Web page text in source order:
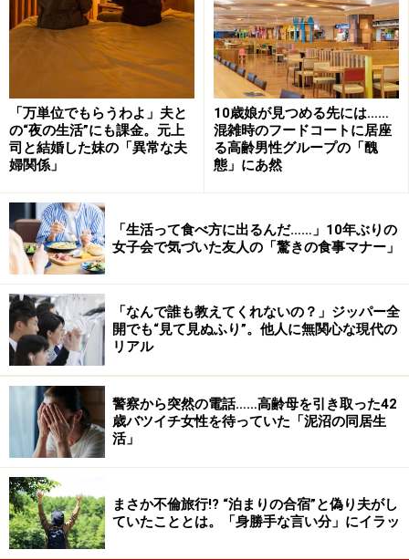
「言葉で伝えあわなくても、相手はわかっているは
ず」と思い込んでしまうことが多い
よく確かめずに、「あの人はこういう人」などと勝
手に解釈してしまうことが多い
3）「どうせわかりあえない」「わかってもらえない」
というあきらめがある
ンを遮断することが多い
「この人と話してもムダ」と思うと、黙り込んでし
まうことが多い
コミュニケーションの多くは、「言葉」を通じて互いの
意思の疎通を図ることで成り立ちます。しかし、一方的
に会話を打ち切ったり、言葉による確認と伝達をあきら
めたりすると、コミュニケーションは成立しなくなって
しまいます。
コミュニケーションの質を悪くしてしまう
話し方・言い回しの傾向
また、まったく悪気はないのに、話し方や言い回しの癖
「万単位でもらうわよ」夫と
の“夜の生活”にも課金。元上
司と結婚した妹の「異常な夫
婦関係」
10歳娘が見つめる先には……
混雑時のフードコートに居座
る高齢男性グループの「醜
態」にあ然
「生活って食べ方に出るんだ……」10年ぶりの
女子会で気づいた友人の「驚きの食事マナー」
「なんで誰も教えてくれないの？」ジッパー全
開でも“見て見ぬふり”。他人に無関心な現代の
リアル
警察から突然の電話……高齢母を引き取った42
歳バツイチ女性を待っていた「泥沼の同居生
活」
まさか不倫旅行!? “泊まりの合宿”と偽り夫がし
ていたこととは。「身勝手な言い分」にイラッ